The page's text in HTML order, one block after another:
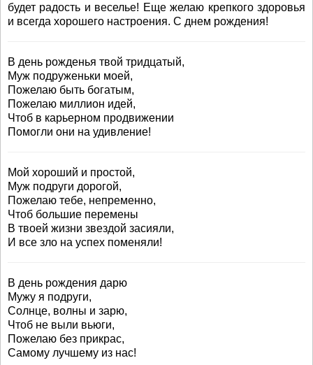
будет радость и веселье! Еще желаю крепкого здоровья
и всегда хорошего настроения. С днем рождения!
В день рожденья твой тридцатый,
Муж подруженьки моей,
Пожелаю быть богатым,
Пожелаю миллион идей,
Чтоб в карьерном продвижении
Помогли они на удивление!
Мой хороший и простой,
Муж подруги дорогой,
Пожелаю тебе, непременно,
Чтоб большие перемены
В твоей жизни звездой засияли,
И все зло на успех поменяли!
В день рождения дарю
Мужу я подруги,
Солнце, волны и зарю,
Чтоб не выли вьюги,
Пожелаю без прикрас,
Самому лучшему из нас!